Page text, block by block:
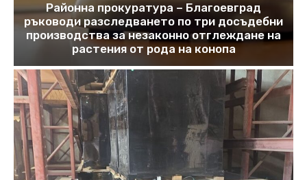
Районна прокуратура – Благоевград
ръководи разследването по три досъдебни
производства за незаконно отглеждане на
растения от рода на конопа